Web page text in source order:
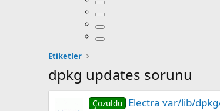
Etiketler
dpkg updates sorunu
Çözüldü Electra var/lib/